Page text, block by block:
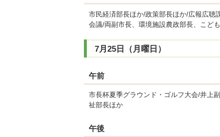
市民経済部長ほか/政策部長ほか/広報広聴
会議/両副市長、環境施設農政部長、こど
7月25日（月曜日）
午前
市長杯夏季グラウンド・ゴルフ大会/井上
祉部長ほか
午後